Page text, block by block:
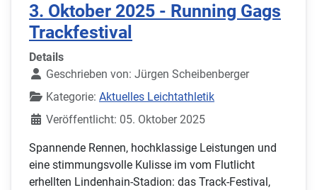
3. Oktober 2025 - Running Gags
Trackfestival
Details
Geschrieben von: Jürgen Scheibenberger
Kategorie: Aktuelles Leichtathletik
Veröffentlicht: 05. Oktober 2025
Spannende Rennen, hochklassige Leistungen und
eine stimmungsvolle Kulisse im vom Flutlicht
erhellten Lindenhain-Stadion: das Track-Festival,